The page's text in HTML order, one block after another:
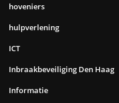
hoveniers
hulpverlening
ICT
Inbraakbeveiliging Den Haag
Informatie